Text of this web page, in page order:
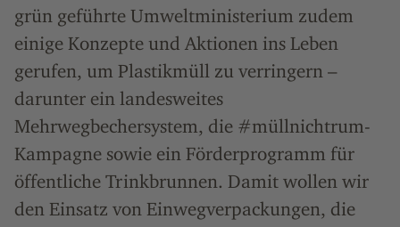
grün geführte Umweltministerium zudem
einige Konzepte und Aktionen ins Leben
gerufen, um Plastikmüll zu verringern –
darunter ein landesweites
Mehrwegbechersystem, die #müllnichtrum-
Kampagne sowie ein Förderprogramm für
öffentliche Trinkbrunnen. Damit wollen wir
den Einsatz von Einwegverpackungen, die